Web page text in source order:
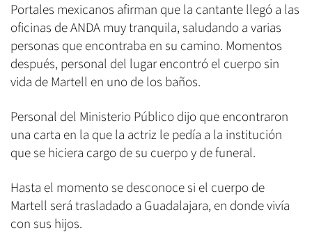
Portales mexicanos afirman que la cantante llegó a las
oficinas de ANDA muy tranquila, saludando a varias
personas que encontraba en su camino. Momentos
después, personal del lugar encontró el cuerpo sin
vida de Martell en uno de los baños.
Personal del Ministerio Público dijo que encontraron
una carta en la que la actriz le pedía a la institución
que se hiciera cargo de su cuerpo y de funeral.
Hasta el momento se desconoce si el cuerpo de
Martell será trasladado a Guadalajara, en donde vivía
con sus hijos.